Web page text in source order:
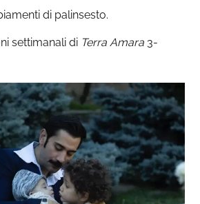
di palinsesto.
settimanali di Terra Amara 3-